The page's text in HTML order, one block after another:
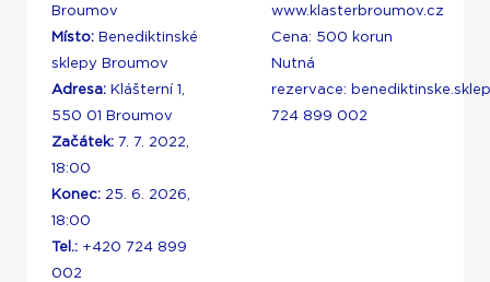
Broumov
Místo: Benediktinské
sklepy Broumov
Adresa: Klášterní 1,
550 01 Broumov
Začátek: 7. 7. 2022,
18:00
Konec: 25. 6. 2026,
18:00
Tel.: +420 724 899
002
www.klasterbroumov.cz
Cena: 500 korun
Nutná
rezervace:
724 899 002